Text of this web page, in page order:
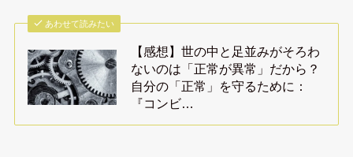
あわせて読みたい
【感想】世の中と足並みがそろわ
ないのは「正常が異常」だから？
自分の「正常」を守るために：
『コンビ…